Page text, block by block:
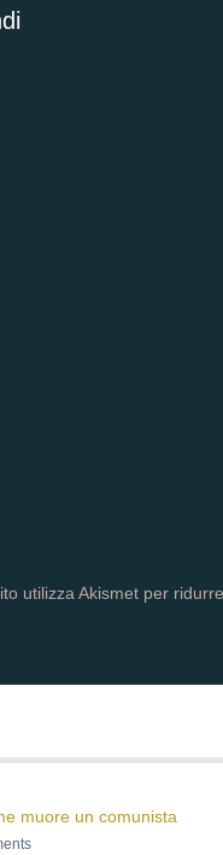
utilizza Akismet per
muore un comunista